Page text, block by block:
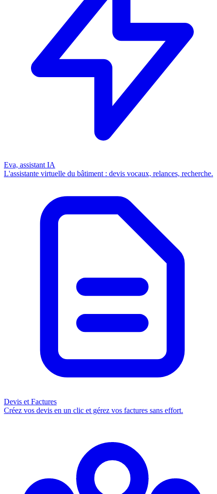
Eva, assistant IA
L'assistante virtuelle du bâtiment : devis vocaux, relances, recherche.
Devis et Factures
Créez vos devis en un clic et gérez vos factures sans effort.